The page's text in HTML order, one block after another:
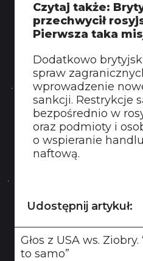
Czytaj także:
przechwycił
Pierwsza taka
Dodatkowo
spraw
wprowadzenie
sankcji. Restrykcje
bezpośrednio w
oraz podmioty i
o wspieranie
naftową.
Udostępnij artykuł:
Głos z USA ws.
to samo”